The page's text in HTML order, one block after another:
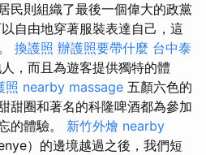
民則組織了最後一個偉大的政黨
自由地穿著服裝表達自己，這
換護照 辦護照要帶什麼 台中泰
，而且為遊客提供獨特的體
照 nearby massage 五顏六色的
甜圈和著名的科隆啤酒都為參加
的體驗。 新竹外燴 nearby
）的邊境越過之後，我們短